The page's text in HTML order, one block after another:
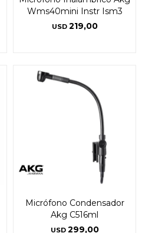
Wms40mini Instr Ism3
USD 219,00
Micrófono Condensador
Akg C516ml
USD 299,00